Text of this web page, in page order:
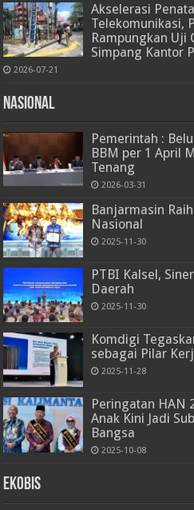
Akselerasi
Telekomunikasi,
Rampungkan Uji
Simpang Kantor
2026-07-21
Nasional
Pemerintah :
BBM per 1 April
Tenang
2026-03-31
Banjarmasin
Nasional
2025-11-30
PTBI Kalsel,
Daerah
2025-11-30
Komdigi
sebagai Pilar
2025-11-28
Peringatan HAN
Anak Kini Jadi
Bangsa
2025-10-08
Ekobis